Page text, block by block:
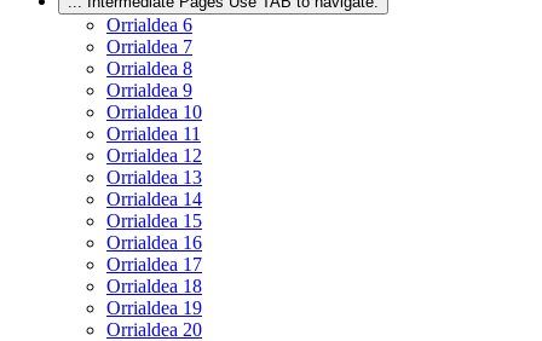
Orrialdea 6
Orrialdea 7
Orrialdea 8
Orrialdea 9
Orrialdea 10
Orrialdea 11
Orrialdea 12
Orrialdea 13
Orrialdea 14
Orrialdea 15
Orrialdea 16
Orrialdea 17
Orrialdea 18
Orrialdea 19
Orrialdea 20